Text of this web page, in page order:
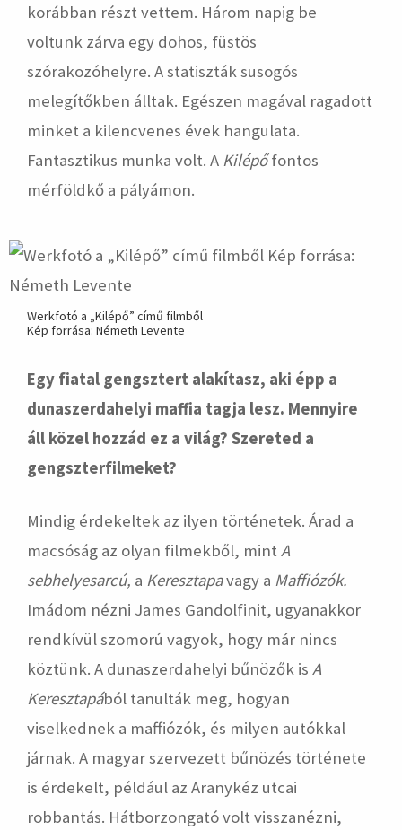
korábban részt vettem. Három napig be
voltunk zárva egy dohos, füstös
szórakozóhelyre. A statiszták susogós
melegítőkben álltak. Egészen magával ragadott
minket a kilencvenes évek hangulata.
Fantasztikus munka volt. A Kilépőfontos
mérföldkő a pályámon.
Werkfotó a „Kilépő” című filmből
Kép forrása: Németh Levente
Egy fiatal gengsztert alakítasz, aki épp a
dunaszerdahelyi maffia tagja lesz. Mennyire
áll közel hozzád ez a világ? Szereted a
gengszterfilmeket?
Mindig érdekeltek az ilyen történetek. Árad a
macsóság az olyan filmekből, mint A
sebhelyesarcú, a Keresztapavagy a Maffiózók.
Imádom nézni James Gandolfinit, ugyanakkor
rendkívül szomorú vagyok, hogy már nincs
köztünk. A dunaszerdahelyi bűnözők is A
Keresztapából tanulták meg, hogyan
viselkednek a maffiózók, és milyen autókkal
járnak. A magyar szervezett bűnözés története
is érdekelt, például az Aranykéz utcai
robbantás. Hátborzongató volt visszanézni,